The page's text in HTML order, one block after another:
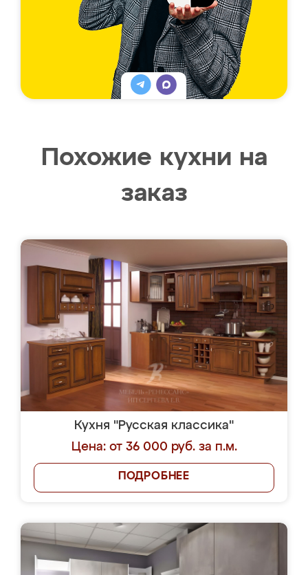
Похожие кухни на
заказ
Кухня "Русская классика"
Цена: от 36 000 руб. за п.м.
ПОДРОБНЕЕ